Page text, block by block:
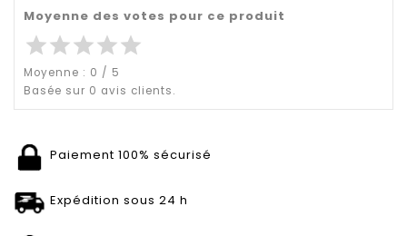
Moyenne des votes pour ce produit
starstarstarstarstar
Moyenne : 0 / 5
Basée sur 0 avis clients.
Paiement 100% sécurisé
Expédition sous 24 h